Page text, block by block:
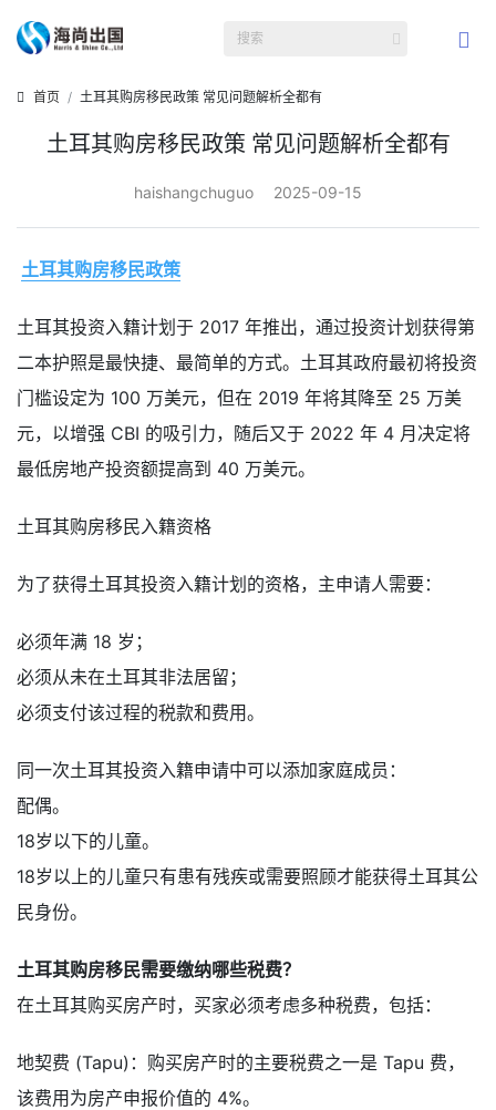
首页 土耳其购房移民政策 常见问题解析全都有
土耳其购房移民政策 常见问题解析全都有
haishangchuguo 2025-09-15
土耳其购房移民政策
土耳其投资入籍计划于 2017 年推出，通过投资计划获得第
二本护照是最快捷、最简单的方式。土耳其政府最初将投资
门槛设定为 100 万美元，但在 2019 年将其降至 25 万美
元，以增强 CBI 的吸引力，随后又于 2022 年 4 月决定将
最低房地产投资额提高到 40 万美元。
土耳其购房移民入籍资格
为了获得土耳其投资入籍计划的资格，主申请人需要：
必须年满 18 岁；
必须从未在土耳其非法居留；
必须支付该过程的税款和费用。
同一次土耳其投资入籍申请中可以添加家庭成员：
配偶。
18岁以下的儿童。
18岁以上的儿童只有患有残疾或需要照顾才能获得土耳其公
民身份。
土耳其购房移民需要缴纳哪些税费？
在土耳其购买房产时，买家必须考虑多种税费，包括：
地契费 (Tapu)：购买房产时的主要税费之一是 Tapu 费，
该费用为房产申报价值的 4%。